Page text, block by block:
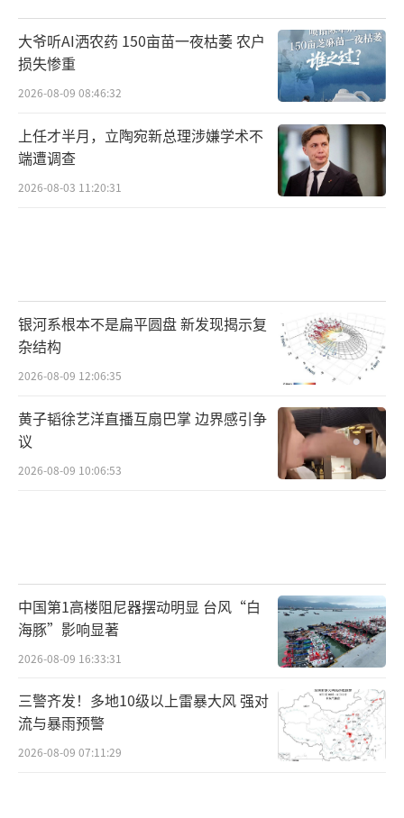
大爷听AI洒农药 150亩苗一夜枯萎 农户
损失惨重
2026-08-09 08:46:32
上任才半月，立陶宛新总理涉嫌学术不
端遭调查
2026-08-03 11:20:31
银河系根本不是扁平圆盘 新发现揭示复
杂结构
2026-08-09 12:06:35
黄子韬徐艺洋直播互扇巴掌 边界感引争
议
2026-08-09 10:06:53
中国第1高楼阻尼器摆动明显 台风“白
海豚”影响显著
2026-08-09 16:33:31
三警齐发！多地10级以上雷暴大风 强对
流与暴雨预警
2026-08-09 07:11:29